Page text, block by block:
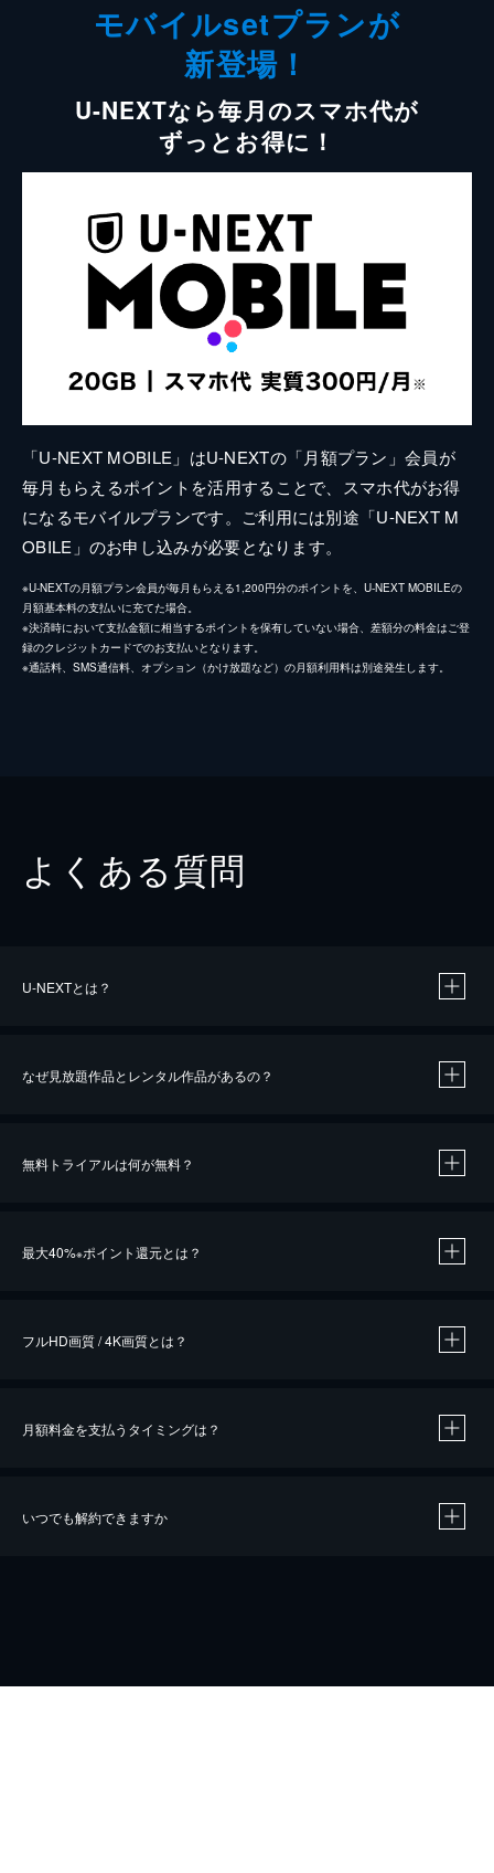
モバイルsetプランが
新登場！
U-NEXTなら毎月のスマホ代が
ずっとお得に！
「U-NEXT MOBILE」はU-NEXTの「月額プラン」会員が
毎月もらえるポイントを活用することで、スマホ代がお得
になるモバイルプランです。ご利用には別途「U-NEXT M
OBILE」のお申し込みが必要となります。
※U-NEXTの月額プラン会員が毎月もらえる1,200円分のポイントを、U-NEXT MOBILEの
月額基本料の支払いに充てた場合。
※決済時において支払金額に相当するポイントを保有していない場合、差額分の料金はご登
録のクレジットカードでのお支払いとなります。
※通話料、SMS通信料、オプション（かけ放題など）の月額利用料は別途発生します。
よくある質問
U-NEXTとは？
なぜ見放題作品とレンタル作品があるの？
無料トライアルは何が無料？
最大40%※ポイント還元とは？
※40％ポイント還元の対象は、クレジットカード決済による作品の購入 / レンタルです。
フルHD画質 / 4K画質とは？
月額料金を支払うタイミングは？
いつでも解約できますか